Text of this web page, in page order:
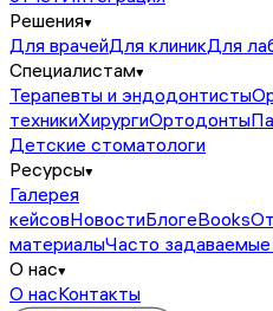
Решения
Для врачейДля клиникДля
Специалистам
Терапевты и эндодонтисты
техникиХирургиОртодонты
Детские стоматологи
Ресурсы
Галерея
кейсовНовостиБлогeBooks
материалыЧасто
О нас
О насКонтакты